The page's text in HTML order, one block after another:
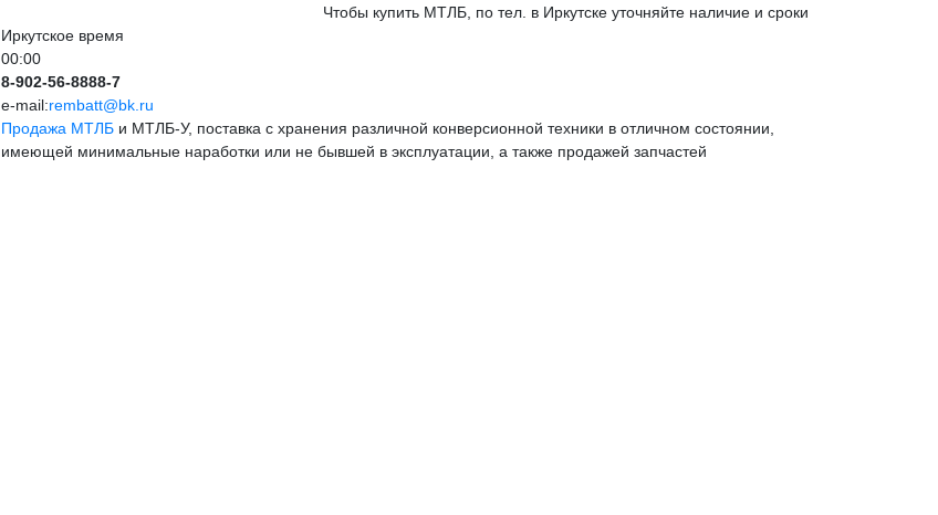
Чтобы купить МТЛБ, по тел. в Иркутске уточняйте наличие и сроки
Иркутское время
00:00
8-902-56-8888-7
e-mail:rembatt@bk.ru
Продажа МТЛБ и МТЛБ-У, поставка с хранения различной конверсионной техники в отличном состоянии,
имеющей минимальные наработки или не бывшей в эксплуатации, а также продажей запчастей